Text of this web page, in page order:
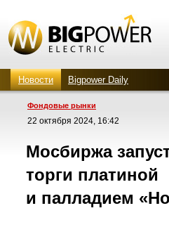
Новости Bigpower Daily
Фондовые рынки
22 октября 2024, 16:42
Мосбиржа
торги платиной
и палладием